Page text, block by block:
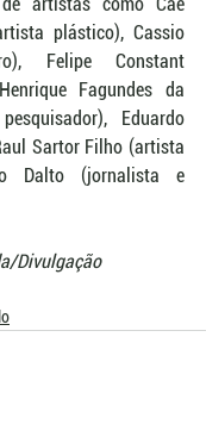
plástico), Cassio
Felipe Constant
Fagundes da
Eduardo
Sartor Filho (artista
Dalto (jornalista e
Divulgação